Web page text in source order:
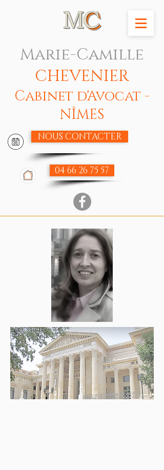
Marie-Camille
CHEVENIER
Cabinet d'Avocat -
NÎMES
04 66 26 75 57
NOUS CONTACTER